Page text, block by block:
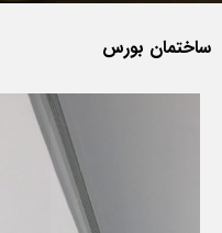
ساختمان بورس